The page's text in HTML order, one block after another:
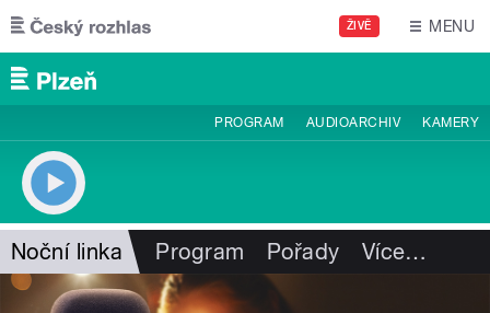
Přejít k hlavnímu obsahu
ŽIVĚ MENU
PROGRAM AUDIOARCHIV KAMERY
Noční linka Program Pořady Více…